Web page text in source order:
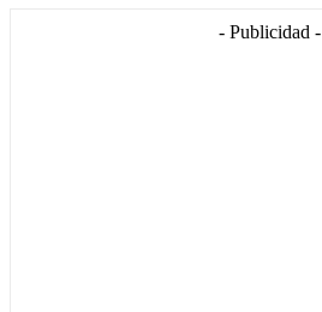
- Publicidad -